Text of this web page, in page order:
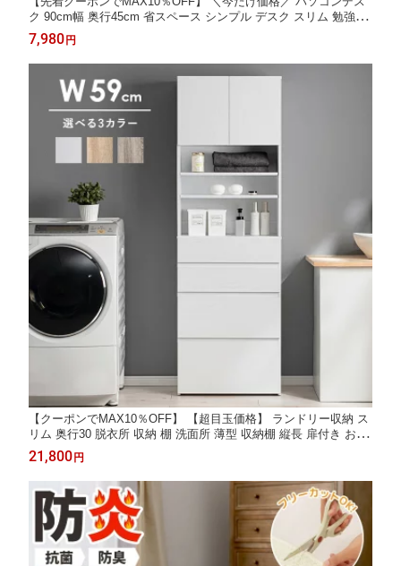
ク 90cm幅 奥行45cm 省スペース シンプル デスク スリム 勉強机
白 テレワーク 作業台 学習デスク 大人 おしゃれ 北欧 学習机 コン
パクト 法人 まとめ買い ホワイト ナチュラル ブラック ブラウン i
w-17 Works
7,980 円
【クーポンでMAX10％OFF】 【超目玉価格】 ランドリー収納 ス
リム 奥行30 脱衣所 収納 棚 洗面所 薄型 収納棚 縦長 扉付き おし
ゃれ 引き出し ランドリーチェスト 幅60 高さ180 ランドリーラッ
ク 北欧 隙間収納 収納 すき間 キッチン ホワイト 白 グレー ナチ
ュラル Works
21,800 円